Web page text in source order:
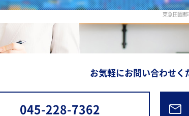
東急田園
お気軽にお問い合わせく
045-228-7362